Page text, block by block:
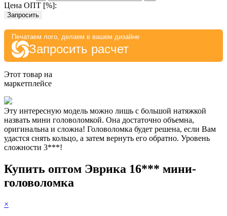
Цена ОПТ [%]:
Запросить
Печатаем лого, делаем в вашем дизайне
Запросить расчет
Этот товар на
маркетплейсе
Эту интересную модель можно лишь с большой натяжкой
назвать мини головоломкой. Она достаточно объемна,
оригинальна и сложна! Головоломка будет решена, если Вам
удастся снять кольцо, а затем вернуть его обратно. Уровень
сложности 3***!
Купить оптом Эврика 16*** мини-
головоломка
×